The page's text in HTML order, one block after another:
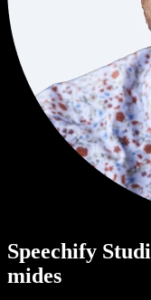
Speechify
mides